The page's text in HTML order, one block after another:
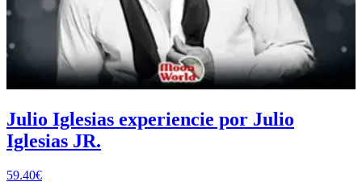
Julio Iglesias experiencie por Julio
Iglesias JR.
59.40€